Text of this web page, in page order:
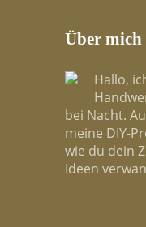
Über mich
Hallo,
bei Nacht.
meine DIY-
wie du dein
Ideen